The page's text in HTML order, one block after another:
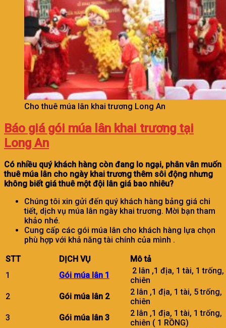
Cho thuê múa lân khai trương Long An
Báo giá gói múa lân khai trương tại
Long An
Có nhiều quý khách hàng còn đang lo ngại, phân vân muốn
thuê múa lân cho ngày khai trương thêm sôi động nhưng
không biết giá thuê một đội lân giá bao nhiêu?
Chúng tôi xin gửi đến quý khách hàng bảng giá chi
tiết, dịch vụ múa lân ngày khai trương. Mời bạn tham
khảo nhé.
Cung cấp các gói múa lân cho khách hàng lựa chọn
phù hợp với khả năng tài chính của mình .
STT
DỊCH VỤ
Mô tả
1
Gói múa lân 1
2 lân ,1 địa, 1 tài, 1
chiên
2
Gói múa lân 2
2 lân ,1 địa, 1 tài, 5
chiên
3
Gói múa lân 3
2 lân ,1 địa, 1 tài, 1
chiên ( 1 RỒNG)